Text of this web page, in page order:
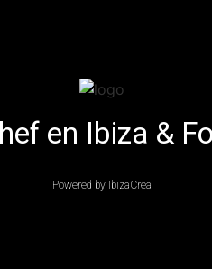
en Ibiza &
Powered by IbizaCrea